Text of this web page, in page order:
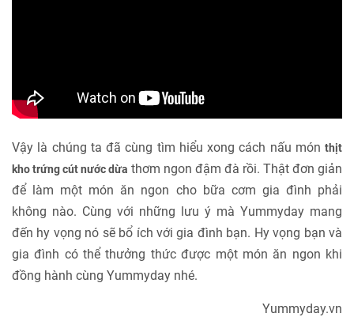
Vậy là chúng ta đã cùng tìm hiểu xong cách nấu món thịt
kho trứng cút nước dừa thơm ngon đậm đà rồi. Thật đơn giản
để làm một món ăn ngon cho bữa cơm gia đình phải
không nào. Cùng với những lưu ý mà Yummyday mang
đến hy vọng nó sẽ bổ ích với gia đình bạn. Hy vọng bạn và
gia đình có thể thưởng thức được một món ăn ngon khi
đồng hành cùng Yummyday nhé.
Yummyday.vn